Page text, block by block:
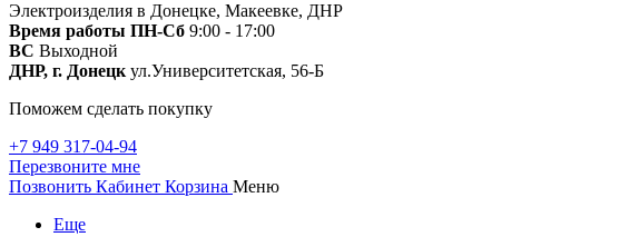
Электроизделия в Донецке, Макеевке, ДНР
Время работы ПН-Сб 9:00 - 17:00
ВС Выходной
ДНР, г. Донецк ул.Университетская, 56-Б
Поможем сделать покупку
+7 949 317-04-94
Перезвоните мне
Позвонить Кабинет Корзина Меню
Еще